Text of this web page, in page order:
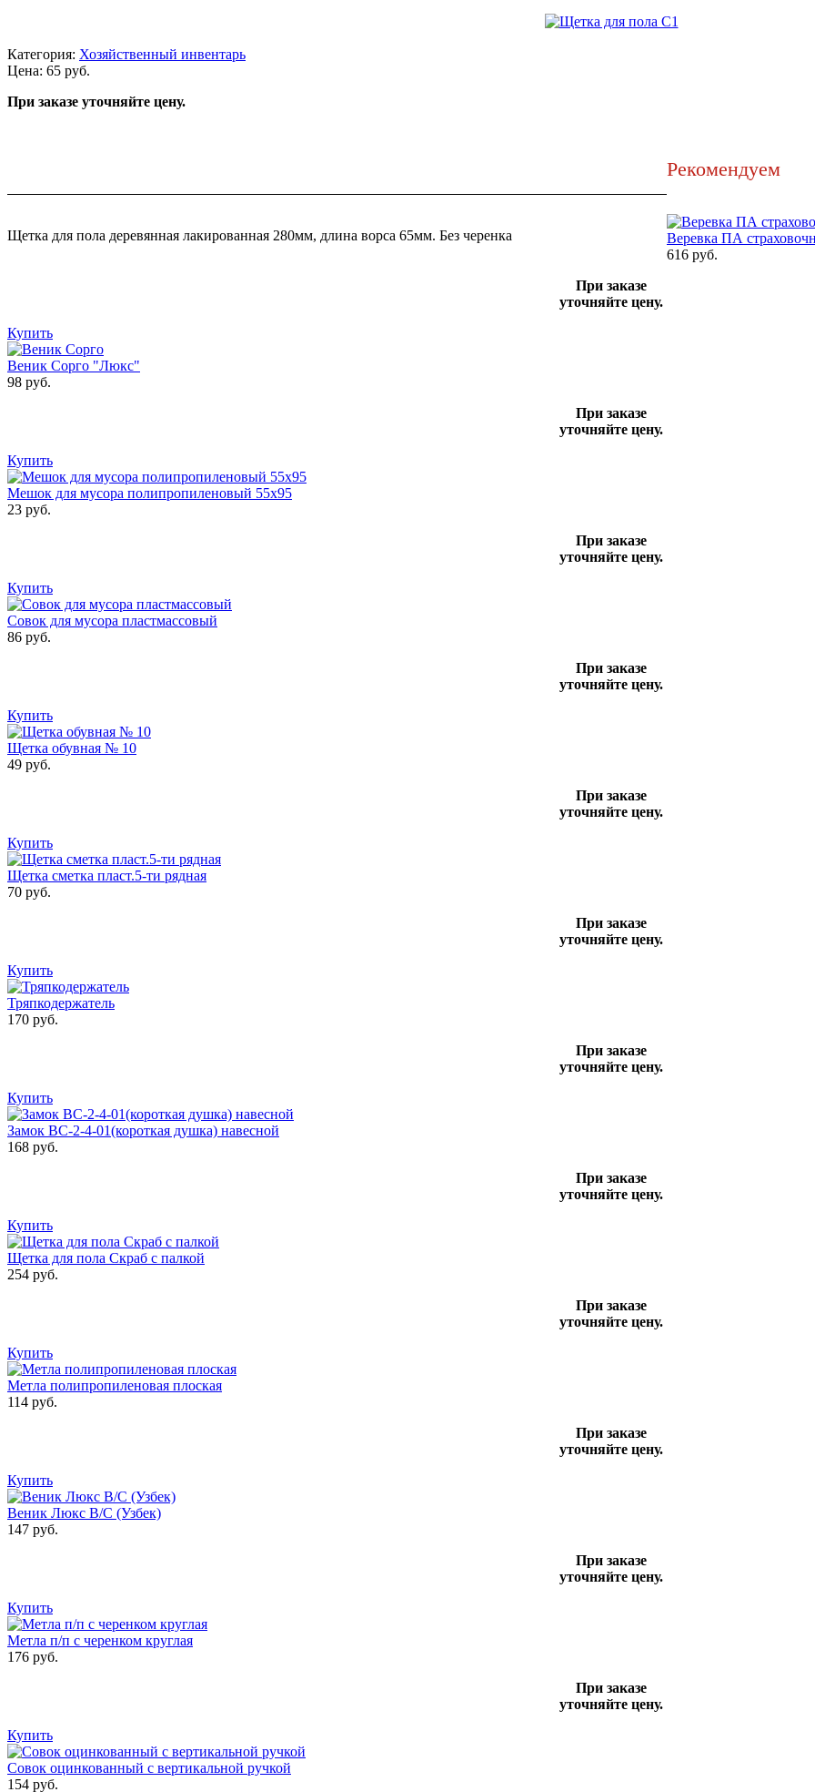
Категория: Хозяйственный инвентарь
Цена: 65 руб.
При заказе уточняйте цену.
Щетка для пола деревянная лакированная 280мм, длина ворса 65мм. Без черенка
Рекомендуем
Веревка ПА
616 руб.
При заказе
уточняйте цену.
Купить
Веник Сорго "Люкс"
98 руб.
При заказе
уточняйте цену.
Купить
Мешок для мусора полипропиленовый 55х95
23 руб.
При заказе
уточняйте цену.
Купить
Совок для мусора пластмассовый
86 руб.
При заказе
уточняйте цену.
Купить
Щетка обувная № 10
49 руб.
При заказе
уточняйте цену.
Купить
Щетка сметка пласт.5-ти рядная
70 руб.
При заказе
уточняйте цену.
Купить
Тряпкодержатель
170 руб.
При заказе
уточняйте цену.
Купить
Замок ВС-2-4-01(короткая душка) навесной
168 руб.
При заказе
уточняйте цену.
Купить
Щетка для пола Скраб с палкой
254 руб.
При заказе
уточняйте цену.
Купить
Метла полипропиленовая плоская
114 руб.
При заказе
уточняйте цену.
Купить
Веник Люкс В/С (Узбек)
147 руб.
При заказе
уточняйте цену.
Купить
Метла п/п с черенком круглая
176 руб.
При заказе
уточняйте цену.
Купить
Совок оцинкованный с вертикальной ручкой
154 руб.